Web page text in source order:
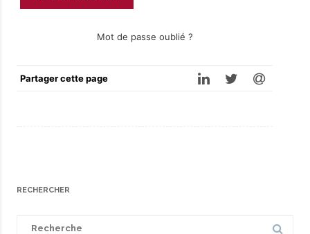
Mot de passe oublié ?
Partager cette page
RECHERCHER